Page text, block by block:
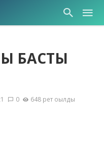
БАСТЫ
0 648 рет оқылды